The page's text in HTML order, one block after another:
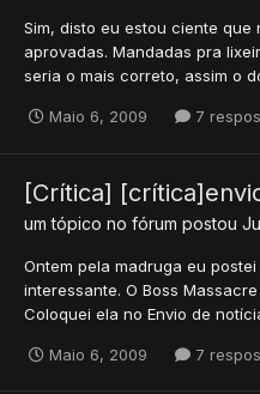
Sim, disto eu estou ciente que
aprovadas. Mandadas pra
seria o mais correto, assim o
Maio 6, 2009 7
[Crítica]
um tópico no fórum postou
Ontem pela madruga eu
interessante. O Boss
Coloquei ela no Envio de
Maio 6, 2009 7